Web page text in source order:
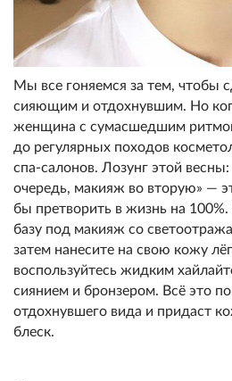
Мы все гоняемся за тем, чтобы
сияющим и отдохнувшим. Но
женщина с сумасшедшим
до регулярных походов
спа-салонов. Лозунг этой
очередь, макияж во вторую» —
бы претворить в жизнь на
базу под макияж со
затем нанесите на свою кожу
воспользуйтесь жидким
сиянием и бронзером. Всё это
отдохнувшего вида и придаст
блеск.